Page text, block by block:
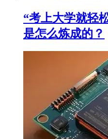
“考上大学就轻
是怎么炼成的？